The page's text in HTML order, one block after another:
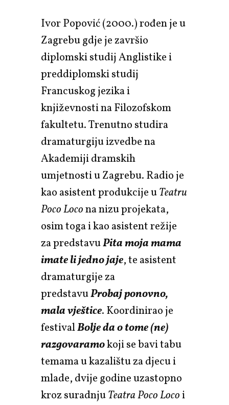
Ivor Popović (2000.) rođen je u
Zagrebu gdje je završio
diplomski studij Anglistike i
preddiplomski studij
Francuskog jezika i
književnosti na Filozofskom
fakultetu. Trenutno studira
dramaturgiju izvedbe na
Akademiji dramskih
umjetnosti u Zagrebu. Radio je
kao asistent produkcije uTeatru
Poco Locona nizu projekata,
osim toga i kao asistent režije
za predstavuPita moja mama
imate li jedno jaje, te asistent
dramaturgije za
predstavuProbaj ponovno,
mala vještice. Koordinirao je
festivalBolje da o tome (ne)
razgovaramokoji se bavi tabu
temama u kazalištu za djecu i
mlade, dvije godine uzastopno
kroz suradnjuTeatra Poco Loco i